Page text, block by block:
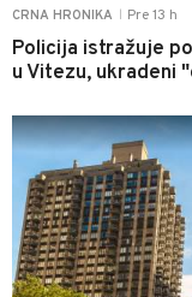
CRNA HRONIKA Pre 13 h
Policija istražuje
u Vitezu, ukradeni